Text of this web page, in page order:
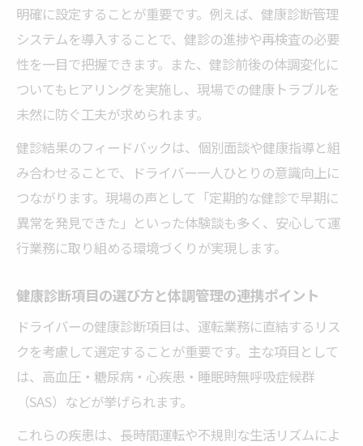
明確に設定することが重要です。例えば、健康診断管理
システムを導入することで、健診の進捗や再検査の必要
性を一目で把握できます。また、健診前後の体調変化に
ついてもヒアリングを実施し、現場での健康トラブルを
未然に防ぐ工夫が求められます。
健診結果のフィードバックは、個別面談や健康指導と組
み合わせることで、ドライバー一人ひとりの意識向上に
つながります。現場の声として「定期的な健診で早期に
異常を発見できた」といった体験談も多く、安心して運
行業務に取り組める環境づくりが実現します。
健康診断項目の選び方と体調管理の連携ポイント
ドライバーの健康診断項目は、運転業務に直結するリス
クを考慮して選定することが重要です。主な項目として
は、高血圧・糖尿病・心疾患・睡眠時無呼吸症候群
（SAS）などが挙げられます。
これらの疾患は、長時間運転や不規則な生活リズムによ